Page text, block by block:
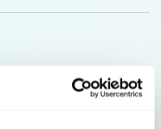
acties en tips